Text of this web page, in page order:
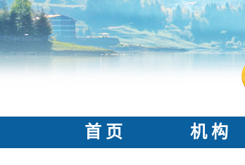
首 页 机 构